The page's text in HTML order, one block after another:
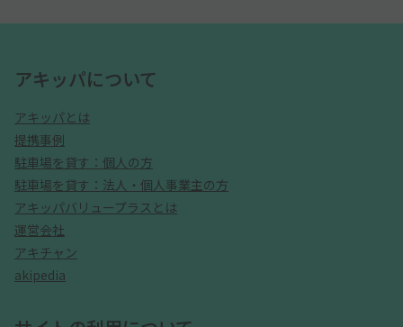
アキッパについて
アキッパとは
提携事例
駐車場を貸す：個人の方
駐車場を貸す：法人・個人事業主の方
アキッパバリュープラスとは
運営会社
アキチャン
akipedia